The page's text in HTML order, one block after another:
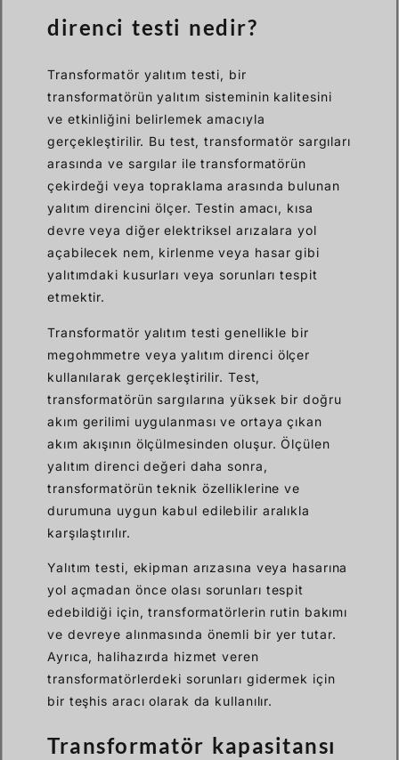
direnci testi nedir?
Transformatör yalıtım testi, bir
transformatörün yalıtım sisteminin kalitesini
ve etkinliğini belirlemek amacıyla
gerçekleştirilir. Bu test, transformatör sargıları
arasında ve sargılar ile transformatörün
çekirdeği veya topraklama arasında bulunan
yalıtım direncini ölçer. Testin amacı, kısa
devre veya diğer elektriksel arızalara yol
açabilecek nem, kirlenme veya hasar gibi
yalıtımdaki kusurları veya sorunları tespit
etmektir.
Transformatör yalıtım testi genellikle bir
megohmmetre veya yalıtım direnci ölçer
kullanılarak gerçekleştirilir. Test,
transformatörün sargılarına yüksek bir doğru
akım gerilimi uygulanması ve ortaya çıkan
akım akışının ölçülmesinden oluşur. Ölçülen
yalıtım direnci değeri daha sonra,
transformatörün teknik özelliklerine ve
durumuna uygun kabul edilebilir aralıkla
karşılaştırılır.
Yalıtım testi, ekipman arızasına veya hasarına
yol açmadan önce olası sorunları tespit
edebildiği için, transformatörlerin rutin bakımı
ve devreye alınmasında önemli bir yer tutar.
Ayrıca, halihazırda hizmet veren
transformatörlerdeki sorunları gidermek için
bir teşhis aracı olarak da kullanılır.
Transformatör kapasitansı